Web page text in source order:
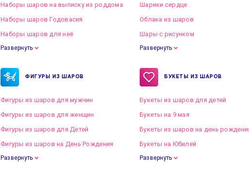
Наборы шаров на выписку из роддома
Наборы шаров Годовасия
Наборы шаров для неё
Развернуть
Шарики сердце
Облака из шаров
Шары с рисунком
Развернуть
ФИГУРЫ ИЗ ШАРОВ
Фигуры из шаров для мужчин
Фигуры из шаров для женщин
Фигуры из шаров для Детей
Фигуры из шаров на День Рождения
Развернуть
БУКЕТЫ ИЗ ШАРОВ
Букеты из шаров для детей
Букеты на 9 мая
Букеты из шаров на день
Букеты на Юбилей
Развернуть